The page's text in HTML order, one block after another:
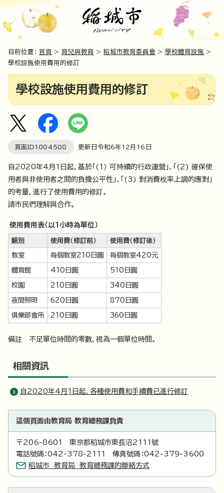
目前位置： 首頁 > 育兒與教育 > 稻城市教育委員會 > 學校體育設施 >
學校設施使用費用的修訂
學校設施使用費用的修訂
頁面ID1004508 更新日令和6年12月 16 日
自2020年4月1日起，基於「(1) 可持續的行政運營」、「(2) 確保使
用者與非使用者之間的負擔公平性」、「(3) 對消費稅率上調的應對」
的考量，進行了使用費用的修訂。
請市民們理解與合作。
使用費用表（以1小時為單位）
類別 使用費（修訂前） 使用費（修訂後）
教室 每個教室210日圓 每個教室420元
體育館 410日圓 510日圓
校園 210日圓 340日圓
夜間照明 620日圓 870日圓
俱樂部會所 210日圓 360日圓
備註 不足單位時間的零數，視為一個單位時間。
相關資訊
自2020年4月1日起，各種使用費和手續費已進行修訂
這個頁面由教育局 教育總務課負責
〒206-8601 東京都稻城市東長沼2111號
電話號碼：042-378-2111 傳真號碼：042-379-3600
稻城市 教育局 教育總務課的聯絡方式